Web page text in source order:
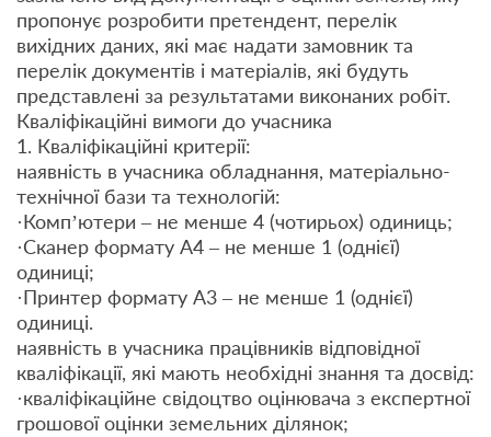
пропонує розробити претендент, перелік
вихідних даних, які має надати замовник та
перелік документів і матеріалів, які будуть
представлені за результатами виконаних робіт.
Кваліфікаційні вимоги до учасника
1. Кваліфікаційні критерії:
наявність в учасника обладнання, матеріально-
технічної бази та технологій:
·Комп’ютери – не менше 4 (чотирьох) одиниць;
·Сканер формату А4 – не менше 1 (однієї)
одиниці;
·Принтер формату А3 – не менше 1 (однієї)
одиниці.
наявність в учасника працівників відповідної
кваліфікації, які мають необхідні знання та досвід:
·кваліфікаційне свідоцтво оцінювача з експертної
грошової оцінки земельних ділянок;